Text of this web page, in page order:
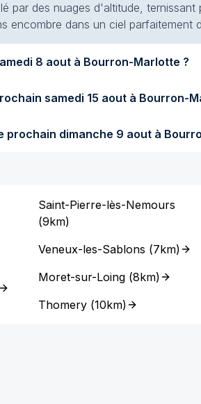
par des nuages d'altitude,
encombre dans un ciel parfaitement
Quel temps fera-t-il demain samedi 8 aout à Bourron-Marlotte ?
Quel temps fera-t-il samedi prochain samedi 15 aout à
Quel temps fera-t-il dimanche prochain
Saint-Pierre-lès-Nemours
(9km)
Veneux-les-Sablons (7km)
Moret-sur-Loing (8km)
Thomery (10km)